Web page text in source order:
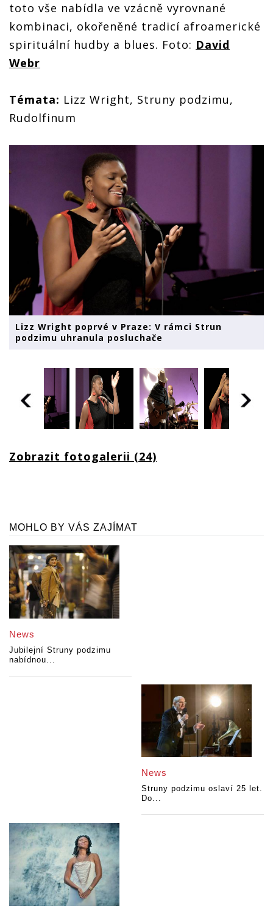
toto vše nabídla ve vzácně vyrovnané
kombinaci, okořeněné tradicí afroamerické
spirituální hudby a blues. Foto: David
Webr
Témata: Lizz Wright, Struny podzimu,
Rudolfinum
Lizz Wright poprvé v Praze: V rámci Strun
podzimu uhranula posluchače
Zobrazit fotogalerii (24)
MOHLO BY VÁS ZAJÍMAT
News
Jubilejní Struny podzimu
nabídnou...
News
Struny podzimu oslaví 25 let.
Do...